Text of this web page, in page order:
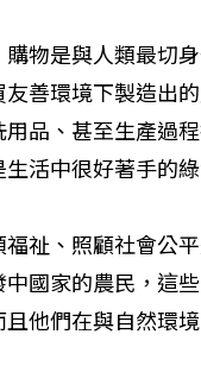
物是與人類最切
善環境下製造出
品、甚至生產過
活中很好著手的綠
祉、照顧社會公
國家的農民，這
他們在與自然環